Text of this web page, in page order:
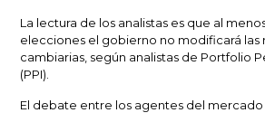
La lectura de los analistas es que al
elecciones el gobierno no modificará las
cambiarias, según analistas de Portfolio
(PPI).
El debate entre los agentes del mercado